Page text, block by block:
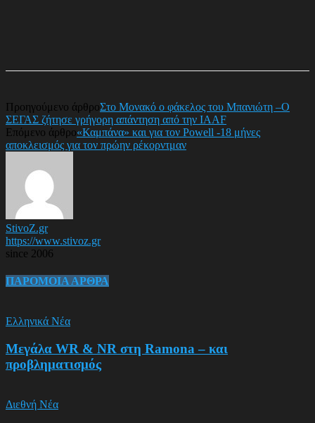
Προηγούμενο άρθροΣτο Μονακό ο φάκελος του Μπανιώτη –Ο
ΣΕΓΑΣ ζήτησε γρήγορη απάντηση από την IAAF
Επόμενο άρθρο«Καμπάνα» και για τον Powell -18 μήνες
αποκλεισμός για τον πρώην ρέκορντμαν
StivoZ.gr
https://www.stivoz.gr
since 2006
ΠΑΡΟΜΟΙΑ ΑΡΘΡΑ
Ελληνικά Νέα
Μεγάλα WR & NR στη Ramona – και
προβληματισμός
Διεθνή Νέα